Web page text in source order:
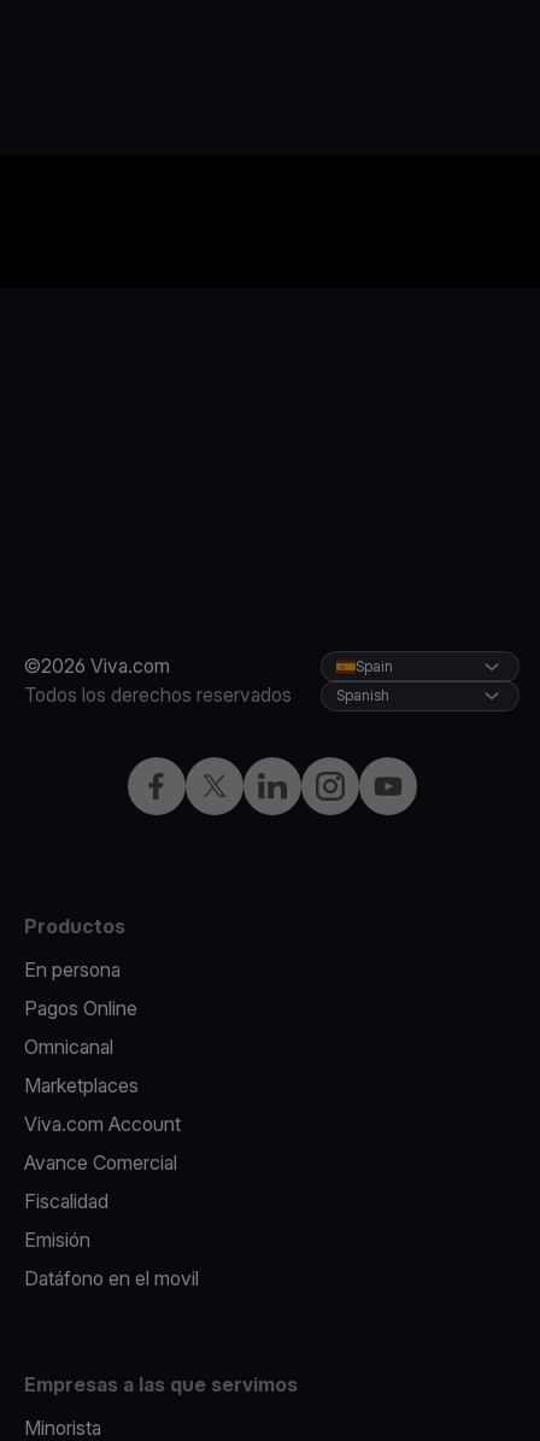
©2026 Viva.com
Todos los derechos reservados
Facebook
X LinkedInInstagramYouTube
Spain
Spanish
Productos
En persona
Pagos Online
Omnicanal
Marketplaces
Viva.com Account
Avance Comercial
Fiscalidad
Emisión
Datáfono en el movil
Empresas a las que servimos
Minorista